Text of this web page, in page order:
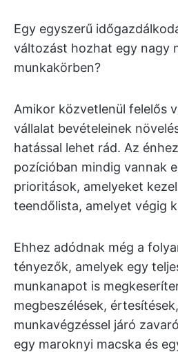
Egy egyszerű
változást hozhat egy nagy
munkakörben?
Amikor közvetlenül felelős
vállalat bevételeinek
hatással lehet rád. Az
pozícióban mindig vannak
prioritások, amelyeket
teendőlista, amelyet végig
Ehhez adódnak még a
tényezők, amelyek egy
munkanapot is
megbeszélések,
munkavégzéssel járó
egy maroknyi macska és